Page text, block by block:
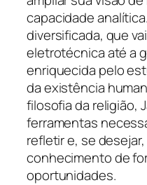
capacidade
diversificada, que
eletrotécnica até a
enriquecida pelo
da existência
filosofia da religião,
ferramentas
refletir e, se
conhecimento de
oportunidades.